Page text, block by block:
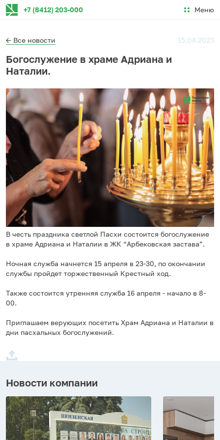
+7 (8412) 203-000 Меню
← Все новости 15.04.2023
Богослужение в храме Адриана и
Наталии.
В честь праздника светлой Пасхи состоится богослужение
в храме Адриана и Наталии в ЖК “Арбековская застава”.
Ночная служба начнется 15 апреля в 23-30, по окончании
службы пройдет торжественный Крестный ход.
Также состоится утренняя служба 16 апреля - начало в 8-
00.
Приглашаем верующих посетить Храм Адриана и Наталии в
дни пасхальных богослужений.
Новости компании